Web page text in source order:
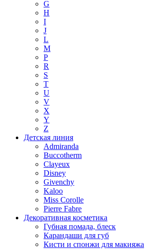
G
H
I
J
L
M
P
R
S
T
U
V
X
Y
Z
Детская линия
Admiranda
Buccotherm
Clayeux
Disney
Givenchy
Kaloo
Miss Corolle
Pierre Fabre
Декоративная косметика
Губная помада, блеск
Карандаши для губ
Кисти и спонжи для макияжа